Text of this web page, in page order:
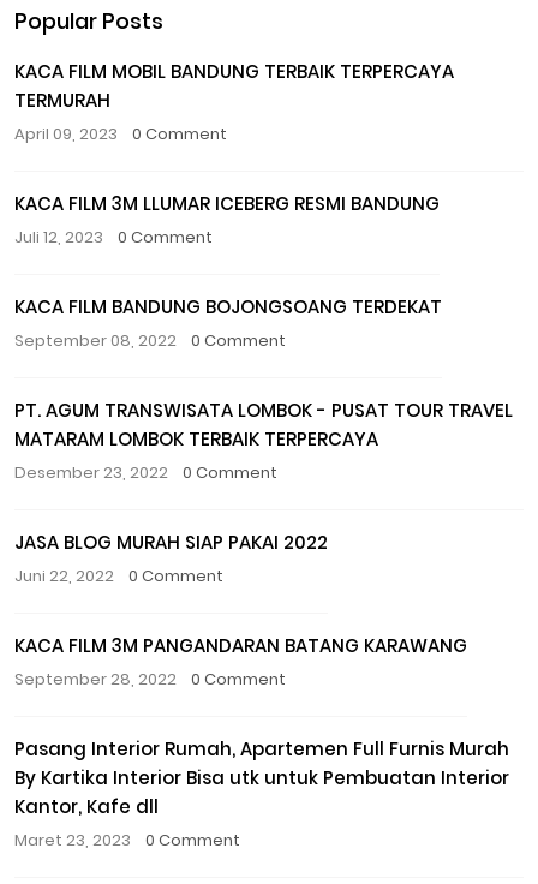
Popular Posts
KACA FILM MOBIL BANDUNG TERBAIK TERPERCAYA
TERMURAH
April 09, 2023 0 Comment
KACA FILM 3M LLUMAR ICEBERG RESMI BANDUNG
Juli 12, 2023 0 Comment
KACA FILM BANDUNG BOJONGSOANG TERDEKAT
September 08, 2022 0 Comment
PT. AGUM TRANSWISATA LOMBOK - PUSAT TOUR TRAVEL
MATARAM LOMBOK TERBAIK TERPERCAYA
Desember 23, 2022 0 Comment
JASA BLOG MURAH SIAP PAKAI 2022
Juni 22, 2022 0 Comment
KACA FILM 3M PANGANDARAN BATANG KARAWANG
September 28, 2022 0 Comment
Pasang Interior Rumah, Apartemen Full Furnis Murah
By Kartika Interior Bisa utk untuk Pembuatan Interior
Kantor, Kafe dll
Maret 23, 2023 0 Comment